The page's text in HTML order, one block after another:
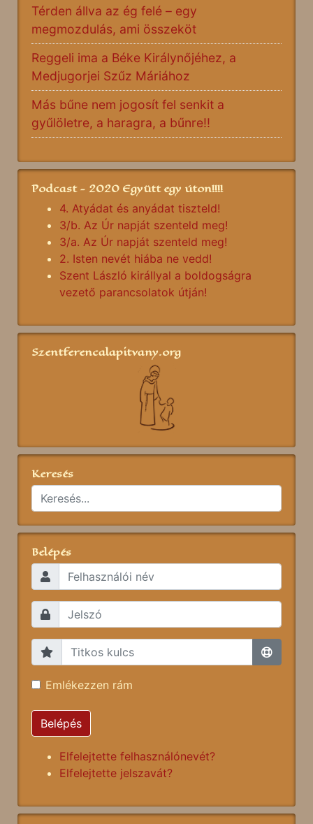
Térden állva az ég felé – egy
megmozdulás, ami összeköt
Reggeli ima a Béke Királynőjéhez, a
Medjugorjei Szűz Máriához
Más bűne nem jogosít fel senkit a
gyűlöletre, a haragra, a bűnre!!
Podcast - 2020 Együtt egy úton!!!!
4. Atyádat és anyádat tiszteld!
3/b. Az Úr napját szenteld meg!
3/a. Az Úr napját szenteld meg!
2. Isten nevét hiába ne vedd!
Szent László királlyal a boldogságra
vezető parancsolatok útján!
Szentferencalapitvany.org
Keresés
Belépés
Emlékezzen rám
Belépés
Elfelejtette felhasználónevét?
Elfelejtette jelszavát?